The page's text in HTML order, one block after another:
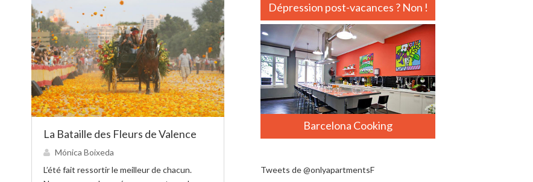
La Bataille des Fleurs de Valence
Mónica Boixeda
L’été fait ressortir le meilleur de chacun.
Dépression post-vacances ? Non !
Barcelona Cooking
Tweets de @onlyapartmentsF